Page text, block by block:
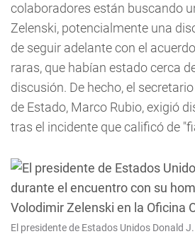
colaboradores están buscando
Zelenski, potencialmente una
de seguir adelante con el
raras, que habían estado cerca
discusión. De hecho, el
de Estado, Marco Rubio, exigió
tras el incidente que calificó de
El presidente de Estados Unidos Donald